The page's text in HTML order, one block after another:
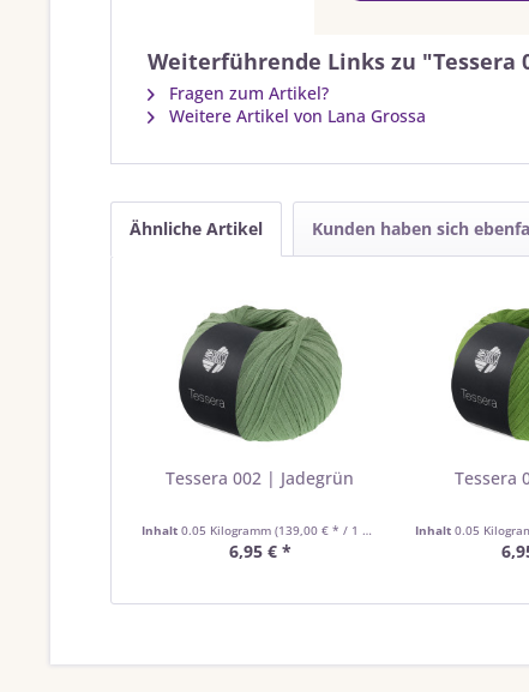
Weiterführende Links zu "Tessera
Fragen zum Artikel?
Weitere Artikel von Lana Grossa
Ähnliche Artikel Kunden haben sich
Tessera 002 | Jadegrün
Inhalt 0.05 Kilogramm (139,00 € * / 1 Kilogramm)
6,95 € *
Tessera
Inhalt 0.05